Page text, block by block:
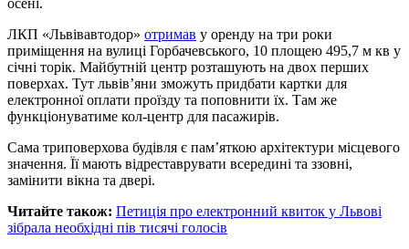
ЛКП «Львівавтодор» отримав у оренду на три роки
приміщення на вулиці Горбачевського, 10 площею 495,7 м кв у
січні торік. Майбутній центр розташують на двох перших
поверхах. Тут львів’яни зможуть придбати картки для
електронної оплати проїзду та поповнити їх. Там же
функціонуватиме кол-центр для пасажирів.
Сама триповерхова будівля є пам’яткою архітектури місцевого
значення. Її мають відреставрувати всередині та ззовні,
замінити вікна та двері.
Читайте також: Петиція про електронний квиток у Львові
зібрала необхідні пів тисячі голосів